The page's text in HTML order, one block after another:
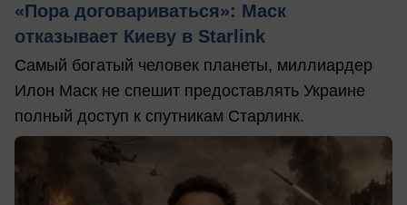
«Пора договариваться»: Маск
отказывает Киеву в Starlink
Самый богатый человек планеты, миллиардер
Илон Маск не спешит предоставлять Украине
полный доступ к спутникам Старлинк.